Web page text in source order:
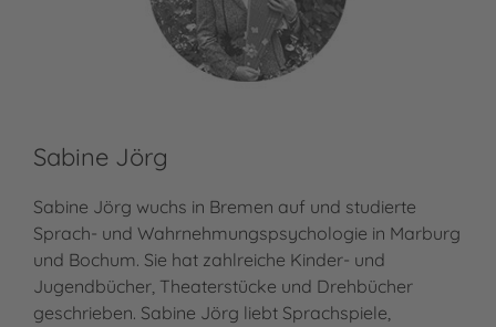
Sabine Jörg
Sabine Jörg wuchs in Bremen auf und studierte
Sprach- und Wahrnehmungspsychologie in Marburg
und Bochum. Sie hat zahlreiche Kinder- und
Jugendbücher, Theaterstücke und Drehbücher
geschrieben. Sabine Jörg liebt Sprachspiele,